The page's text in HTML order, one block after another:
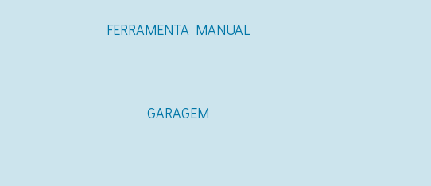
FERRAMENTA MANUAL
GARAGEM